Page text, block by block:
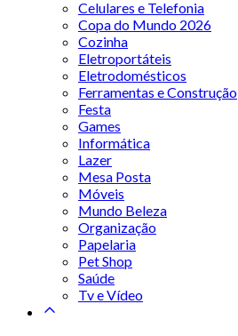
Celulares e Telefonia
Copa do Mundo 2026
Cozinha
Eletroportáteis
Eletrodomésticos
Ferramentas e Construção
Festa
Games
Informática
Lazer
Mesa Posta
Móveis
Mundo Beleza
Organização
Papelaria
Pet Shop
Saúde
Tv e Vídeo